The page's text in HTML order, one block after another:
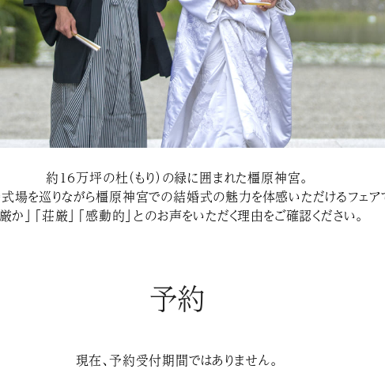
約１６万坪の杜（もり）の緑に囲まれた橿原神宮。
場を巡りながら橿原神宮での結婚式の魅力を体感いただけるフェア
か」「荘厳」「感動的」とのお声をいただく理由をご確認ください。
予約
現在、予約受付期間ではありません。